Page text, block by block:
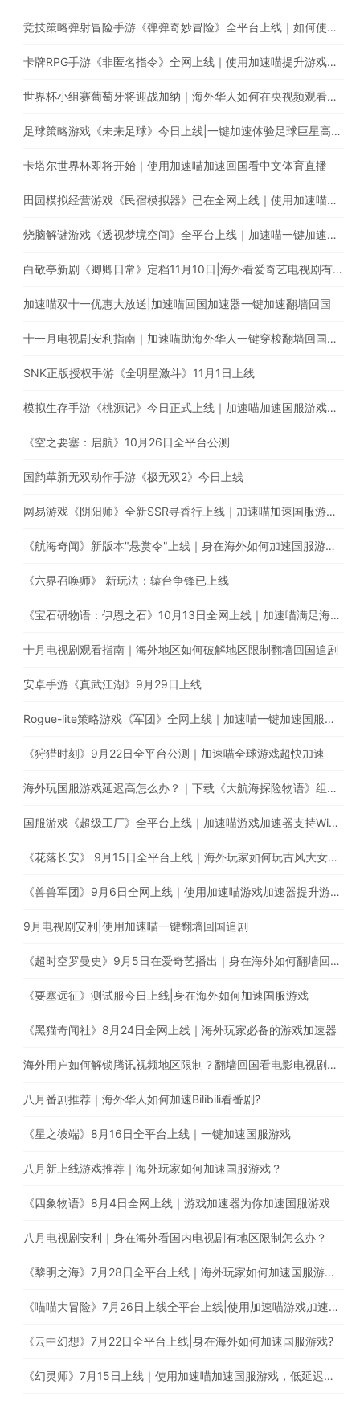
竞技策略弹射冒险手游《弹弹奇妙冒险》全平台上线｜如何使用加速喵玩国服手游
卡牌RPG手游《非匿名指令》全网上线｜使用加速喵提升游戏体验
世界杯小组赛葡萄牙将迎战加纳｜海外华人如何在央视频观看C罗首秀直播？
足球策略游戏《未来足球》今日上线|一键加速体验足球巨星高能瞬间
卡塔尔世界杯即将开始｜使用加速喵加速回国看中文体育直播
田园模拟经营游戏《民宿模拟器》已在全网上线｜使用加速喵一键加速国服手游
烧脑解谜游戏《透视梦境空间》全平台上线｜加速喵一键加速国服游戏
白敬亭新剧《卿卿日常》定档11月10日|海外看爱奇艺电视剧有地区限制怎么办?
加速喵双十一优惠大放送|加速喵回国加速器一键加速翻墙回国
十一月电视剧安利指南｜加速喵助海外华人一键穿梭翻墙回国追剧
SNK正版授权手游《全明星激斗》11月1日上线
模拟生存手游《桃源记》今日正式上线｜加速喵加速国服游戏全网最快
《空之要塞：启航》10月26日全平台公测
国韵革新无双动作手游《极无双2》今日上线
网易游戏《阴阳师》全新SSR寻香行上线｜加速喵加速国服游戏，全网最快！
《航海奇闻》新版本"悬赏令"上线｜身在海外如何加速国服游戏？
《六界召唤师》 新玩法：辕台争锋已上线
《宝石研物语：伊恩之石》10月13日全网上线｜加速喵满足海外玩家的加速需求
十月电视剧观看指南｜海外地区如何破解地区限制翻墙回国追剧
安卓手游《真武江湖》9月29日上线
Rogue-lite策略游戏《军团》全网上线｜加速喵一键加速国服游戏
《狩猎时刻》9月22日全平台公测｜加速喵全球游戏超快加速
海外玩国服游戏延迟高怎么办？｜下载《大航海探险物语》组建超强航海队
国服游戏《超级工厂》全平台上线｜加速喵游戏加速器支持Window、iOS、Android多平台使用
《花落长安》 9月15日全平台上线｜海外玩家如何玩古风大女主养成手游
《兽兽军团》9月6日全网上线｜使用加速喵游戏加速器提升游戏体验
9月电视剧安利|使用加速喵一键翻墙回国追剧
《超时空罗曼史》9月5日在爱奇艺播出｜身在海外如何翻墙回国追剧？
《要塞远征》测试服今日上线|身在海外如何加速国服游戏
《黑猫奇闻社》8月24日全网上线｜海外玩家必备的游戏加速器
海外用户如何解锁腾讯视频地区限制？翻墙回国看电影电视剧综艺
八月番剧推荐｜海外华人如何加速Bilibili看番剧?
《星之彼端》8月16日全平台上线｜一键加速国服游戏
八月新上线游戏推荐｜海外玩家如何加速国服游戏？
《四象物语》8月4日全网上线｜游戏加速器为你加速国服游戏
八月电视剧安利｜身在海外看国内电视剧有地区限制怎么办？
《黎明之海》7月28日全平台上线｜海外玩家如何加速国服游戏？
《喵喵大冒险》7月26日上线全平台上线|使用加速喵游戏加速器一键加速国服游戏
《云中幻想》7月22日全平台上线|身在海外如何加速国服游戏?
《幻灵师》7月15日上线｜使用加速喵加速国服游戏，低延迟无卡顿